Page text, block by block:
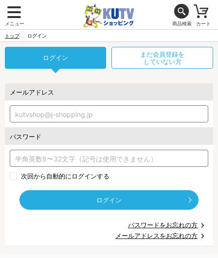
メニュー 商品検索 カート
トップ ログイン
ログイン
まだ会員登録を
していない方
メールアドレス
パスワード
次回から自動的にログインする
ログイン
パスワードをお忘れの方
メールアドレスをお忘れの方